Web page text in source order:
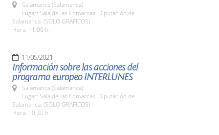
Salamanca (Salamanca)
Lugar: Sala de las Comarcas. Diputación de
Salamanca. (SOLO GRÁFICOS)
Hora: 11:00 h.
11/05/2021
Información sobre las acciones del
programa europeo INTERLUNES
Salamanca (Salamanca)
Lugar: Sala de las Comarcas. Diputación de
Salamanca. (SOLO GRÁFICOS)
Hora: 10:30 h.